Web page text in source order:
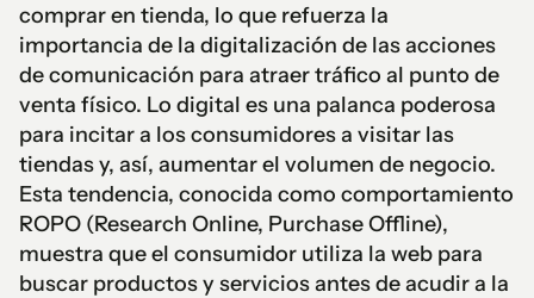
comprar en tienda, lo que refuerza la
importancia de la digitalización de las acciones
de comunicación para atraer tráfico al punto de
venta físico. Lo digital es una palanca poderosa
para incitar a los consumidores a visitar las
tiendas y, así, aumentar el volumen de negocio.
Esta tendencia, conocida como comportamiento
ROPO (Research Online, Purchase Offline),
muestra que el consumidor utiliza la web para
buscar productos y servicios antes de acudir a la